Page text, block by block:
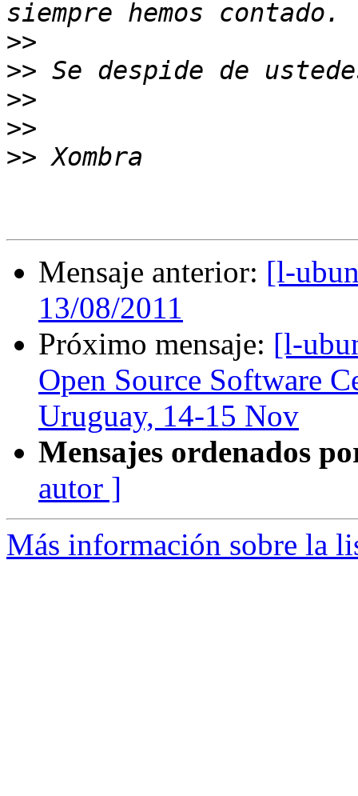
>>
>>
>>
>>
>>
Mensaje anterior: [l-
13/08/2011
Próximo mensaje: [l-
Open Source Software
Uruguay, 14-15 Nov
Mensajes ordenados
autor ]
Más información sobre la